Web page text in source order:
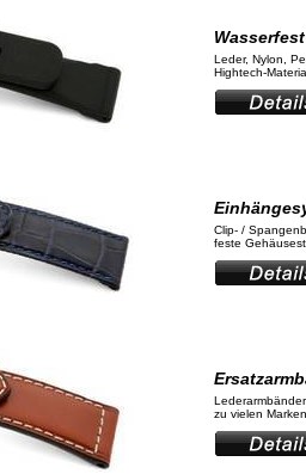
Wasserfest
Leder, Nylon,
Hightech-
Clip- /
feste
zu vielen